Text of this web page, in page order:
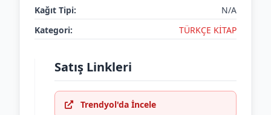
Kağıt Tipi:
N/A
Kategori:
TÜRKÇE KİTAP
Satış Linkleri
Trendyol'da İncele